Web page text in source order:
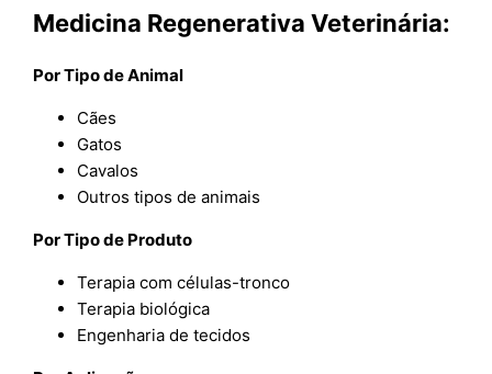
Medicina Regenerativa Veterinária:
Por Tipo de Animal
Cães
Gatos
Cavalos
Outros tipos de animais
Por Tipo de Produto
Terapia com células-tronco
Terapia biológica
Engenharia de tecidos